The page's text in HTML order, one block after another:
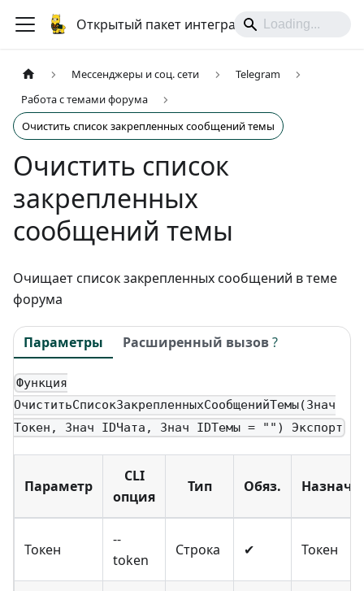
Открытый пакет интеграций
Мессенджеры и соц. сети
Telegram
Работа с темами форума
Очистить список закрепленных сообщений темы
Очистить список
закрепленных
сообщений темы
Очищает список закрепленных сообщений в теме
форума
Параметры Расширенный вызов?
Функция
ОчиститьСписокЗакрепленныхСообщенийТемы(Знач
Токен, Знач IDЧата, Знач IDТемы = "") Экспорт
Параметр
CLI
опция
Тип Обяз.
Токен
--
token
Строка ✔ Токен